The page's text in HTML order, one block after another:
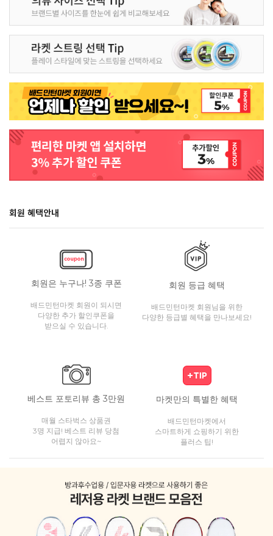
회원 혜택안내
회원은 누구나! 3종 쿠폰
배드민턴마켓 회원이 되시면
다양한 추가 할인쿠폰을
받으실 수 있습니다.
회원 등급 혜택
배드민턴마켓 회원님을 위한
다양한 등급별 혜택을 만나보세요!
베스트 포토리뷰 총 3만원
매월 스타벅스 상품권
3명 지급! 베스트 리뷰 당첨
어렵지 않아요~
마켓만의 특별한 혜택
배드민턴마켓에서
스마트하게 쇼핑하기 위한
플러스 팁!